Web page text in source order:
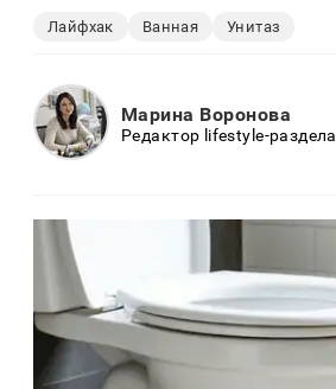
Лайфхак Ванная Унитаз
Марина Воронова
Редактор lifestyle-раздела